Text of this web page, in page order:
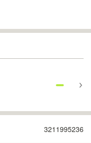
3211995236